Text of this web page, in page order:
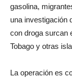
gasolina,
una investigación
con droga surcan
Tobago y otras
La operación es